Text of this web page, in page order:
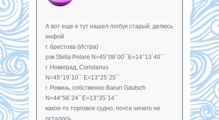
А вот еще я тут нашел логбук старый, делюсь
инфой
г. брестова (Истра)
рэк Stella Polare N=45°08´00´´E=14°13´40´´
г. Новиград, Coriolanus
N=45°19´10´´ E=13°25´25´´
г. Ровинь, собственно Barun Gautsch
N=44°56´24´´E=13°35´14´´
какое-то торговое судно, почти ничего не
осталось